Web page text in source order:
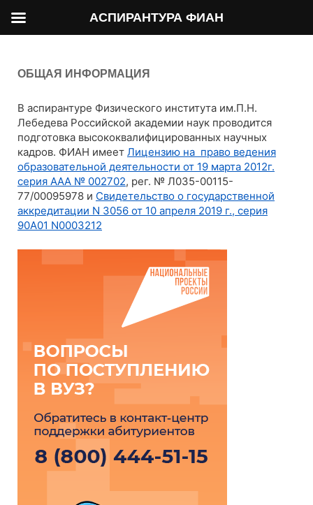
ОБЩАЯ ИНФОРМАЦИЯ
В аспирантуре Физического института им.П.Н.
Лебедева Российской академии наук проводится
подготовка высококвалифицированных научных
кадров. ФИАН имеет Лицензию на право ведения
образовательной деятельности от 19 марта 2012г.
серия ААА № 002702, рег. № Л035-00115-
77/00095978 и Свидетельство о государственной
аккредитации N 3056 от 10 апреля 2019 г., серия
90А01 N0003212
АСПИРАНТУРА ФИАН